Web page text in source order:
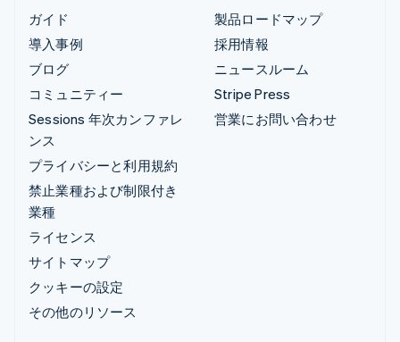
ガイド
導入事例
ブログ
コミュニティー
Sessions 年次カンファレ
ンス
プライバシーと利用規約
禁止業種および制限付き
業種
ライセンス
サイトマップ
クッキーの設定
その他のリソース
製品ロードマップ
採用情報
ニュースルーム
Stripe Press
営業にお問い合わせ